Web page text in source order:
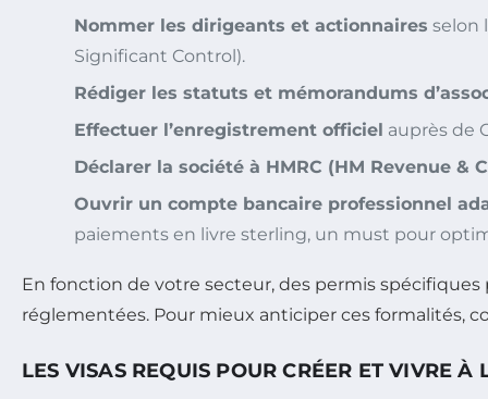
Nommer les dirigeants et actionnaires selon
Significant Control).
Rédiger les statuts et mémorandums
Effectuer l’enregistrement officiel auprès de
Déclarer la société à HMRC (HM Revenue &
Ouvrir un compte bancaire professionnel
paiements en livre sterling, un must pour
En fonction de votre secteur, des permis
réglementées. Pour mieux anticiper ces formalités,
LES VISAS REQUIS POUR CRÉER ET VIVRE À